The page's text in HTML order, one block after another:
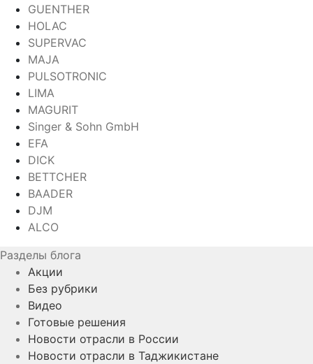
GUENTHER
HOLAC
SUPERVAC
MAJA
PULSOTRONIC
LIMA
MAGURIT
Singer & Sohn GmbH
EFA
DICK
BETTCHER
BAADER
DJM
ALCO
Разделы блога
Акции
Без рубрики
Видео
Готовые решения
Новости отрасли в России
Новости отрасли в Таджикистане